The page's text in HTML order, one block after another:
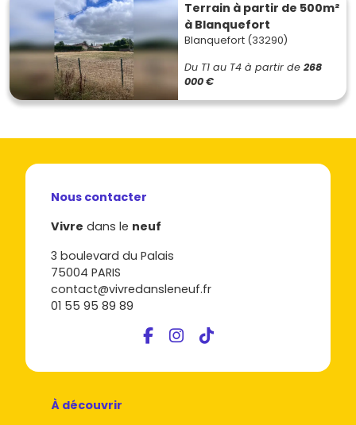
Terrain à partir de 500m²
à Blanquefort
Blanquefort (33290)
Du T1 au T4 à partir de 268
000 €
Nous contacter
Vivre dans le neuf
3 boulevard du Palais
75004 PARIS
contact@vivredansleneuf.fr
01 55 95 89 89
À découvrir